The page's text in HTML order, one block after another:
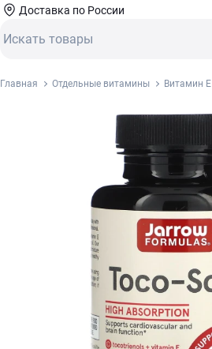
Доставка по России
Главная Отдельные витамины Витамин Е